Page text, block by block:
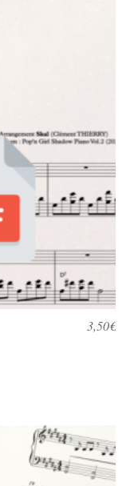
3,50€